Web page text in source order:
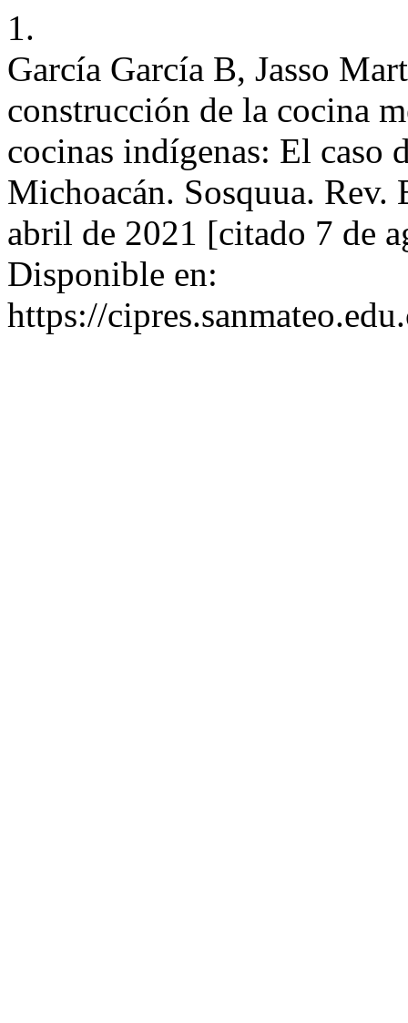
1.
García García B, Jasso
construcción de la cocina
cocinas indígenas: El caso
Michoacán. Sosquua.
abril de 2021 [citado 7 de
Disponible en:
https://